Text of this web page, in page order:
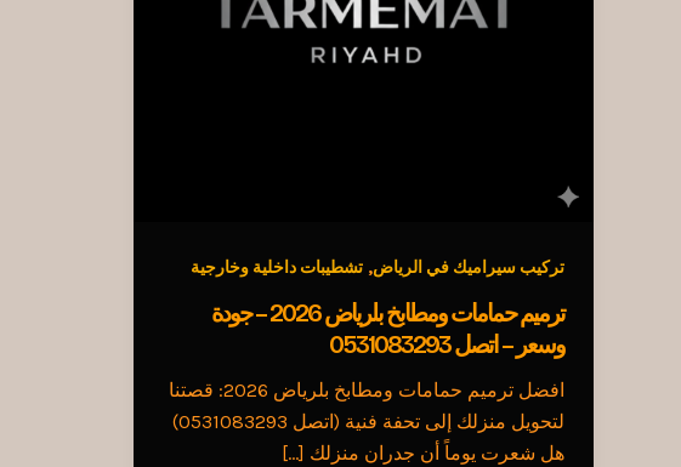
تركيب سيراميك في الرياض, تشطيبات داخلية وخارجية
ترميم حمامات ومطابخ بلرياض 2026 – جودة
وسعر – اتصل 0531083293
افضل ترميم حمامات ومطابخ بلرياض 2026: قصتنا
لتحويل منزلك إلى تحفة فنية (اتصل 0531083293)
هل شعرت يوماً أن جدران منزلك […]